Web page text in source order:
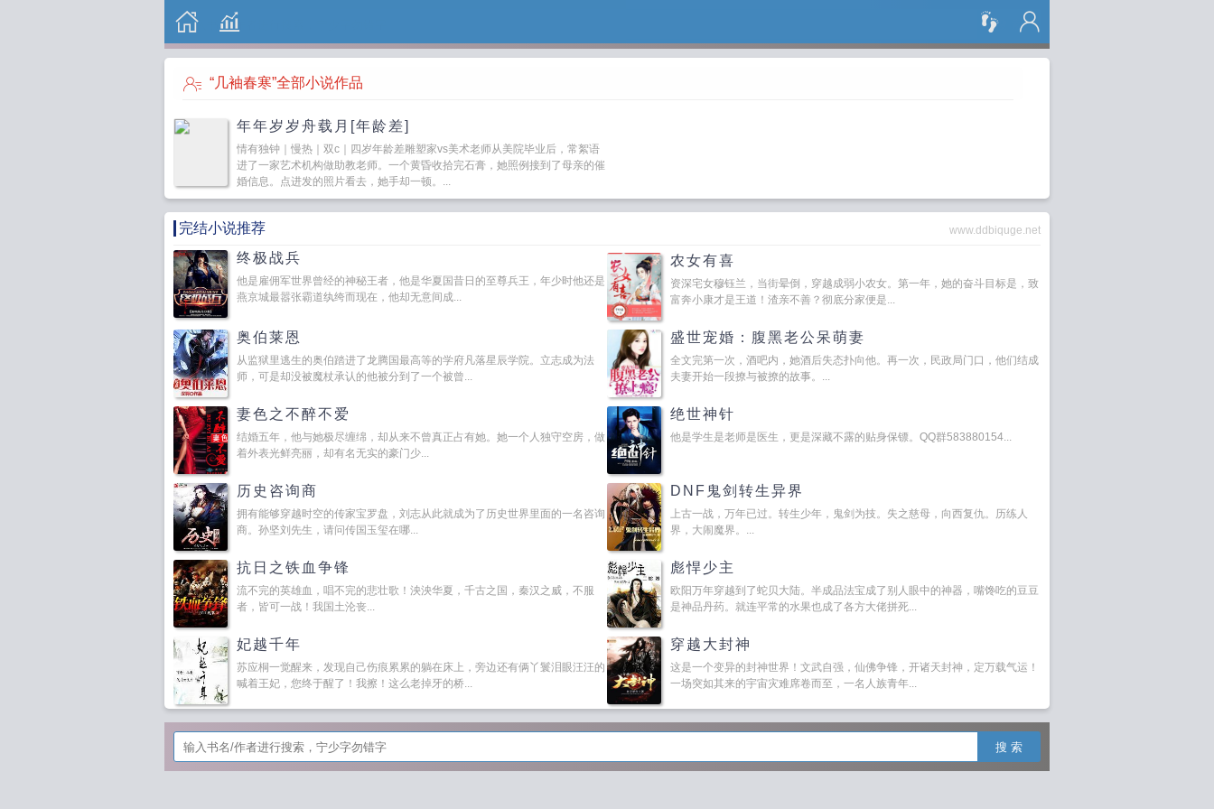
搜 索
“几袖春寒”全部小说作品
年年岁岁舟载月[年龄差]
情有独钟｜慢热｜双c｜四岁年龄差雕塑家vs美术老师从美院毕业后，常絮语
进了一家艺术机构做助教老师。一个黄昏收拾完石膏，她照例接到了母亲的催
婚信息。点进发的照片看去，她手却一顿。...
完结小说推荐 www.ddbiquge.net
终极战兵
他是雇佣军世界曾经的神秘王者，他是华夏国昔日的至尊兵王，年少时他还是
燕京城最嚣张霸道纨绔而现在，他却无意间成...
农女有喜
资深宅女穆钰兰，当街晕倒，穿越成弱小农女。第一年，她的奋斗目标是，致
富奔小康才是王道！渣亲不善？彻底分家便是...
奥伯莱恩
从监狱里逃生的奥伯踏进了龙腾国最高等的学府凡落星辰学院。立志成为法
师，可是却没被魔杖承认的他被分到了一个被曾...
盛世宠婚：腹黑老公呆萌妻
全文完第一次，酒吧内，她酒后失态扑向他。再一次，民政局门口，他们结成
夫妻开始一段撩与被撩的故事。...
妻色之不醉不爱
结婚五年，他与她极尽缠绵，却从来不曾真正占有她。她一个人独守空房，做
着外表光鲜亮丽，却有名无实的豪门少...
绝世神针
他是学生是老师是医生，更是深藏不露的贴身保镖。QQ群583880154...
历史咨询商
拥有能够穿越时空的传家宝罗盘，刘志从此就成为了历史世界里面的一名咨询
商。孙坚刘先生，请问传国玉玺在哪...
DNF鬼剑转生异界
上古一战，万年已过。转生少年，鬼剑为技。失之慈母，向西复仇。历练人
界，大闹魔界。...
抗日之铁血争锋
流不完的英雄血，唱不完的悲壮歌！泱泱华夏，千古之国，秦汉之威，不服
者，皆可一战！我国土沦丧...
彪悍少主
欧阳万年穿越到了蛇贝大陆。半成品法宝成了别人眼中的神器，嘴馋吃的豆豆
是神品丹药。就连平常的水果也成了各方大佬拼死...
妃越千年
苏应桐一觉醒来，发现自己伤痕累累的躺在床上，旁边还有俩丫鬟泪眼汪汪的
喊着王妃，您终于醒了！我擦！这么老掉牙的桥...
穿越大封神
这是一个变异的封神世界！文武自强，仙佛争锋，开诸天封神，定万载气运！
一场突如其来的宇宙灾难席卷而至，一名人族青年...
搜 索